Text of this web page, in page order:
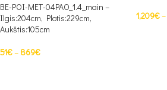
BE-POI-MET-04PAO_1.4_main –
Ilgis:204cm, Plotis:229cm,
Aukštis:105cm
51€– 869€
1,209€–